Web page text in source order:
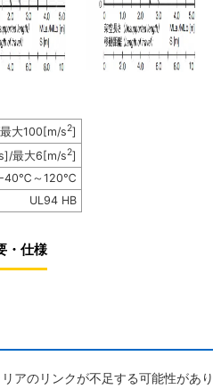
大100[m/s2]
最大6[m/s2]
-40℃～120℃
UL94 HB
・仕様
アのリンクが不足する可能性が